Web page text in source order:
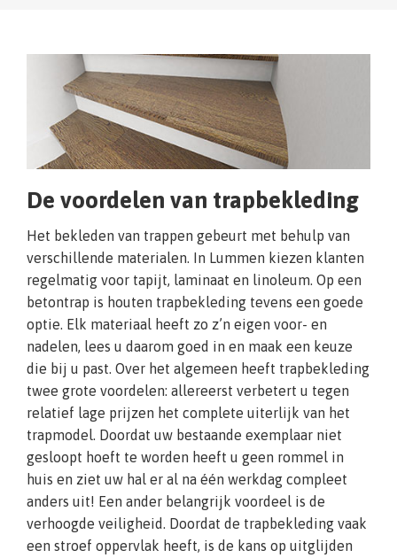
De voordelen van trapbekleding
Het bekleden van trappen gebeurt met behulp van
verschillende materialen. In Lummen kiezen klanten
regelmatig voor tapijt, laminaat en linoleum. Op een
betontrap is houten trapbekleding tevens een goede
optie. Elk materiaal heeft zo z’n eigen voor- en
nadelen, lees u daarom goed in en maak een keuze
die bij u past. Over het algemeen heeft trapbekleding
twee grote voordelen: allereerst verbetert u tegen
relatief lage prijzen het complete uiterlijk van het
trapmodel. Doordat uw bestaande exemplaar niet
gesloopt hoeft te worden heeft u geen rommel in
huis en ziet uw hal er al na één werkdag compleet
anders uit! Een ander belangrijk voordeel is de
verhoogde veiligheid. Doordat de trapbekleding vaak
een stroef oppervlak heeft, is de kans op uitglijden